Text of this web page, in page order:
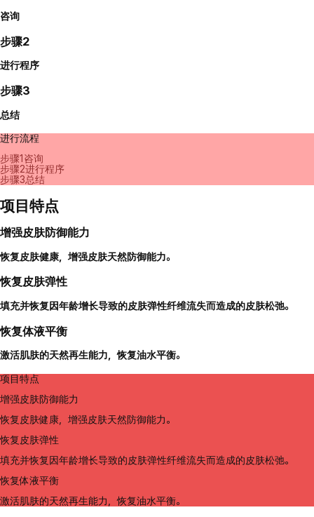
咨询
步骤2
进行程序
步骤3
总结
进行流程
步骤1 咨询
步骤2进行程序
步骤3总结
项目特点
增强皮肤防御能力
恢复皮肤健康，增强皮肤天然防御能力。
恢复皮肤弹性
填充并恢复因年龄增长导致的皮肤弹性纤维流失而造成的皮肤松弛。
恢复体液平衡
激活肌肤的天然再生能力，恢复油水平衡。
项目特点
增强皮肤防御能力
恢复皮肤健康，增强皮肤天然防御能力。
恢复皮肤弹性
填充并恢复因年龄增长导致的皮肤弹性纤维流失而造成的皮肤松弛。
恢复体液平衡
激活肌肤的天然再生能力，恢复油水平衡。